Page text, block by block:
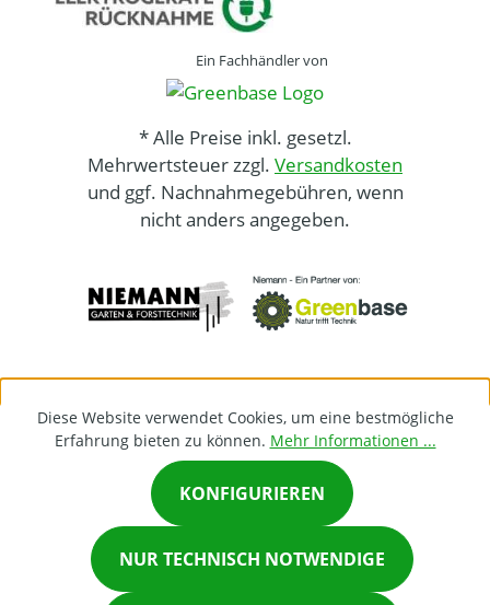
Chat on Whatsapp
×
Ein Fachhändler von
* Alle Preise inkl. gesetzl.
Mehrwertsteuer zzgl. Versandkosten
und ggf. Nachnahmegebühren, wenn
nicht anders angegeben.
Diese Website verwendet Cookies, um eine bestmögliche
Erfahrung bieten zu können. Mehr Informationen ...
NUR TECHNISCH NOTWENDIGE
KONFIGURIEREN